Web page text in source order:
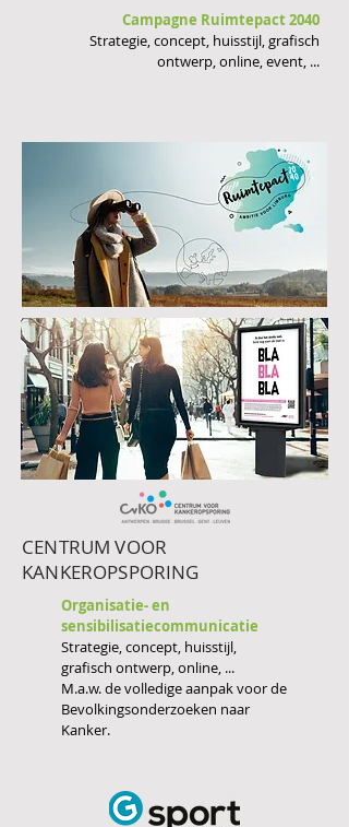
Campagne Ruimtepact 2040
Strategie, concept, huisstijl, grafisch
ontwerp, online, event, ...
CENTRUM VOOR
KANKEROPSPORING
Organisatie- en
sensibilisatiecommunicatie
Strategie, concept, huisstijl,
grafisch ontwerp, online, ...
M.a.w. de volledige aanpak voor de
Bevolkingsonderzoeken naar
Kanker.